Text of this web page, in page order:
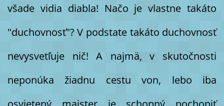
všade vidia diabla! Načo je vlastne takáto
"duchovnosť"? V podstate takáto duchovnosť
nevysvetľuje nič! A najmä, v skutočnosti
neponúka žiadnu cestu von, lebo iba